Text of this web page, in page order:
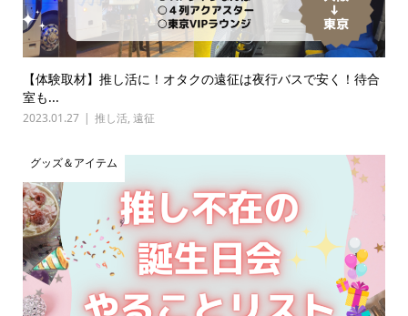
【体験取材】推し活に！オタクの遠征は夜行バスで安く！待合
室も...
2023.01.27 推し活, 遠征
グッズ＆アイテム